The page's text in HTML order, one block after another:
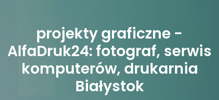
projekty graficzne -
AlfaDruk24: fotograf, serwis
komputerów, drukarnia
Białystok